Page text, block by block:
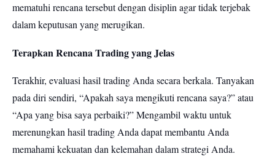
mematuhi rencana tersebut dengan disiplin agar tidak terjebak
dalam keputusan yang merugikan.
Terapkan Rencana Trading yang Jelas
Terakhir, evaluasi hasil trading Anda secara berkala. Tanyakan
pada diri sendiri, “Apakah saya mengikuti rencana saya?” atau
“Apa yang bisa saya perbaiki?” Mengambil waktu untuk
merenungkan hasil trading Anda dapat membantu Anda
memahami kekuatan dan kelemahan dalam strategi Anda.